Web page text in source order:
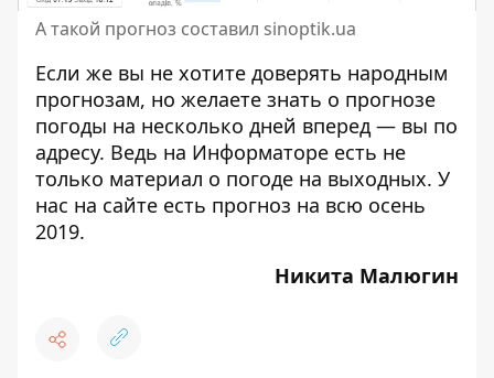
А такой прогноз составил sinoptik.ua
Если же вы не хотите доверять народным
прогнозам, но желаете знать о прогнозе
погоды на несколько дней вперед — вы по
адресу. Ведь на Информаторе есть не
только материал о погоде на выходных. У
нас на сайте есть прогноз на всю осень
2019.
Никита Малюгин